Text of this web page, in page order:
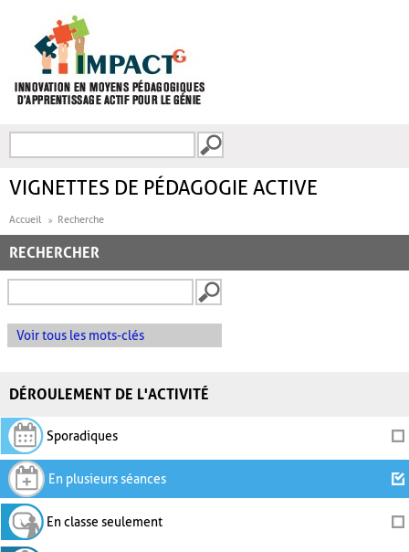
FORMULAIRE DE
VIGNETTES DE PÉDAGOGIE ACTIVE
Accueil Recherche
RECHERCHER
Voir tous les mots-clés
DÉROULEMENT DE L'ACTIVITÉ
Sporadiques
En plusieurs séances
En classe seulement